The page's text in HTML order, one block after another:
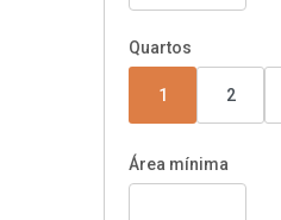
Quartos
1 2
Área mínima